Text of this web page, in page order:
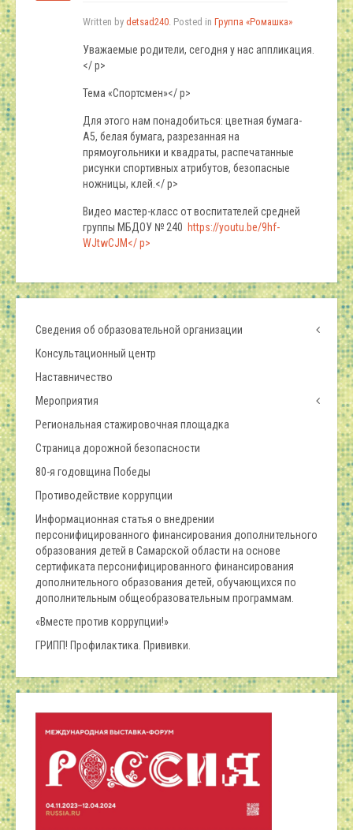
Written by detsad240. Posted in Группа «Ромашка»
Уважаемые родители, сегодня у нас аппликация.
</ p>
Тема «Спортсмен»</ p>
Для этого нам понадобиться: цветная бумага-
А5, белая бумага, разрезанная на
прямоугольники и квадраты, распечатанные
рисунки спортивных атрибутов, безопасные
ножницы, клей.</ p>
Видео мастер-класс от воспитателей средней
группы МБДОУ № 240 https://youtu.be/9hf-
WJtwCJM</ p>
Сведения об образовательной организации
Консультационный центр
Наставничество
Мероприятия
Региональная стажировочная площадка
Страница дорожной безопасности
80-я годовщина Победы
Противодействие коррупции
Информационная статья о внедрении
персонифицированного финансирования дополнительного
образования детей в Самарской области на основе
сертификата персонифицированного финансирования
дополнительного образования детей, обучающихся по
дополнительным общеобразовательным программам.
«Вместе против коррупции!»
ГРИПП! Профилактика. Прививки.